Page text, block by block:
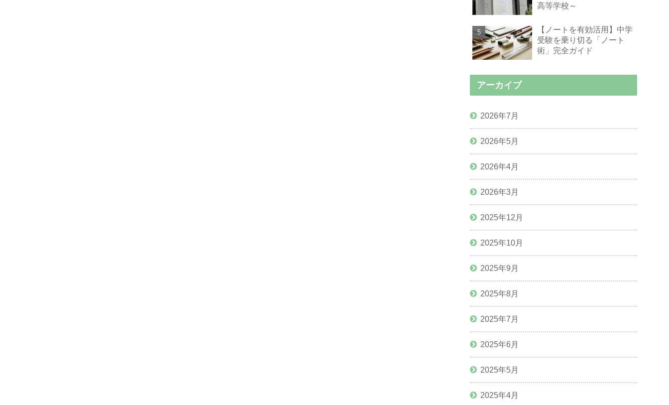
高等学校～
【ノートを有効活用】中学
受験を乗り切る「ノート
術」完全ガイド
アーカイブ
2026年7月
2026年5月
2026年4月
2026年3月
2025年12月
2025年10月
2025年9月
2025年8月
2025年7月
2025年6月
2025年5月
2025年4月